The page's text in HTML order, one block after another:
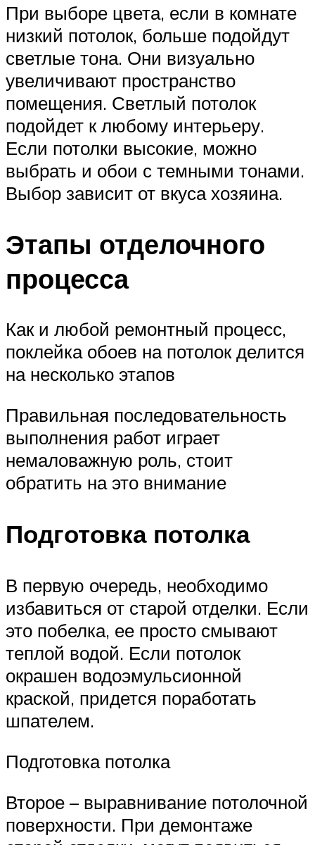
При выборе цвета, если в комнате
низкий потолок, больше подойдут
светлые тона. Они визуально
увеличивают пространство
помещения. Светлый потолок
подойдет к любому интерьеру.
Если потолки высокие, можно
выбрать и обои с темными тонами.
Выбор зависит от вкуса хозяина.
Этапы отделочного
процесса
Как и любой ремонтный процесс,
поклейка обоев на потолок делится
на несколько этапов
Правильная последовательность
выполнения работ играет
немаловажную роль, стоит
обратить на это внимание
Подготовка потолка
В первую очередь, необходимо
избавиться от старой отделки. Если
это побелка, ее просто смывают
теплой водой. Если потолок
окрашен водоэмульсионной
краской, придется поработать
шпателем.
Подготовка потолка
Второе – выравнивание потолочной
поверхности. При демонтаже